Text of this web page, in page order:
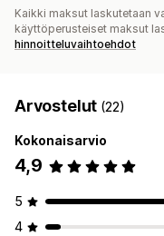
Kaikki maksut laskutetaan
käyttöperusteiset maksut
hinnoitteluvaihtoehdot
Arvostelut (22)
Kokonaisarvio
4,9
5
4